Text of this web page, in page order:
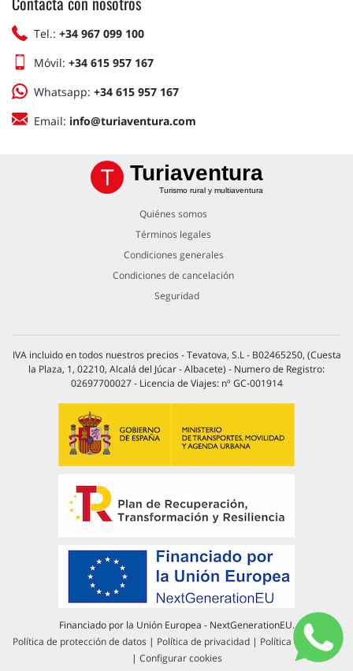
Tel.: +34 967 099 100
Móvil: +34 615 957 167
Whatsapp: +34 615 957 167
Email: info@turiaventura.com
Turiaventura
Turismo rural y multiaventura
Quiénes somos
Términos legales
Condiciones generales
Condiciones de cancelación
Seguridad
IVA incluido en todos nuestros precios - Tevatova, S.L - B02465250, (Cuesta
la Plaza, 1, 02210, Alcalá del Júcar - Albacete) - Numero de Registro:
02697700027 - Licencia de Viajes: nº GC-001914
Financiado por la Unión Europea - NextGenerationEU.
Política de protección de datos | Política de privacidad | Política de cookies
| Configurar cookies